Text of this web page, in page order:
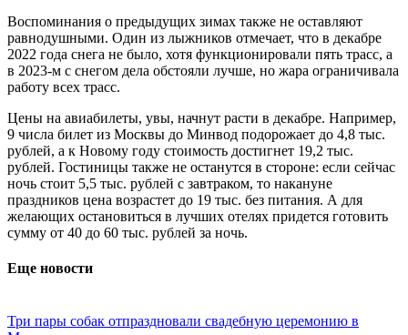
Воспоминания о предыдущих зимах также не оставляют
равнодушными. Один из лыжников отмечает, что в декабре
2022 года снега не было, хотя функционировали пять трасс, а
в 2023-м с снегом дела обстояли лучше, но жара ограничивала
работу всех трасс.
Цены на авиабилеты, увы, начнут расти в декабре. Например,
9 числа билет из Москвы до Минвод подорожает до 4,8 тыс.
рублей, а к Новому году стоимость достигнет 19,2 тыс.
рублей. Гостиницы также не останутся в стороне: если сейчас
ночь стоит 5,5 тыс. рублей с завтраком, то накануне
праздников цена возрастет до 19 тыс. без питания. А для
желающих остановиться в лучших отелях придется готовить
сумму от 40 до 60 тыс. рублей за ночь.
Еще новости
Три пары собак отпраздновали свадебную церемонию в